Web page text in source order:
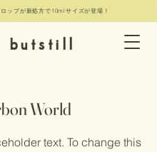
ップが新処方で10mlサイズが登場！
butstill
World
text. To change this